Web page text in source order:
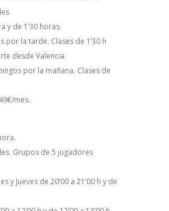
y de 1’30 horas.
por la tarde. Clases de 1’30 h
desde Valencia.
por la mañana. Clases de
mes.
Grupos de 5 jugadores
y Jueves de 20’00 a 21’00 h y de